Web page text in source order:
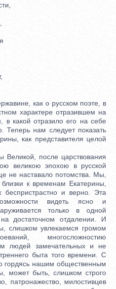
как о русском поэте, в
характере отразившем на
в какой отразило его на себе
Теперь нам следует показать
как представителя целой
после царствования
великою эпохою в русской
не наставало потомства. Мы,
к временам Екатерины,
и верно. Эта
видеть ясно и
только в одной
на достаточном отдалении. И
слишком увлекаемся громом
многосложностию
людей замечательных и не
быта того времени. С
гордясь нашим общественным
может быть, слишком строго
патронажество, милостивцев